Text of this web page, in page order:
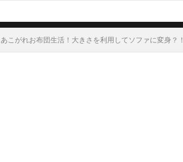
あこがれお布団生活！大きさを利用してソファに変身？！